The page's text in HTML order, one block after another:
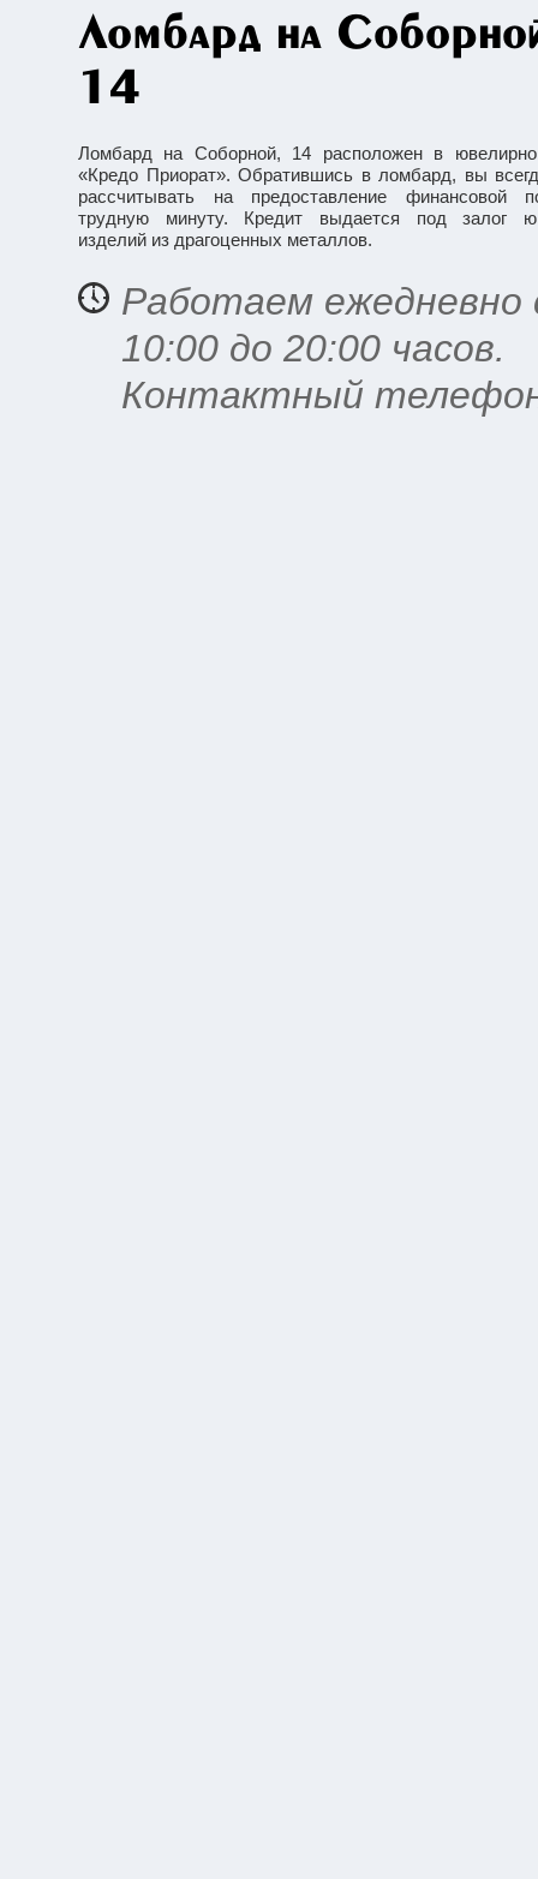
Ломбард на
14
Ломбард на Соборной, 14 расположен в
«Кредо Приорат». Обратившись в ломбард, вы
рассчитывать на предоставление финансовой
трудную минуту. Кредит выдается под залог
изделий из драгоценных металлов.
Работаем ежедневно
10:00 до 20:00 часов.
Контактный